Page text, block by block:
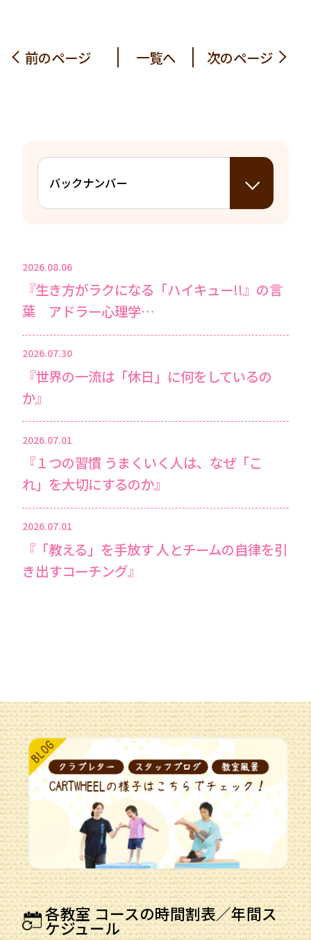
前のページ 一覧へ 次のページ
2026.08.06
『生き方がラクになる「ハイキュー!!』の言
葉 アドラー心理学…
2026.07.30
『世界の一流は「休日」に何をしているの
か』
2026.07.01
『１つの習慣 うまくいく人は、なぜ「こ
れ」を大切にするのか』
2026.07.01
『「教える」を手放す 人とチームの自律を引
き出すコーチング』
各教室 コースの時間割表／年間ス
ケジュール